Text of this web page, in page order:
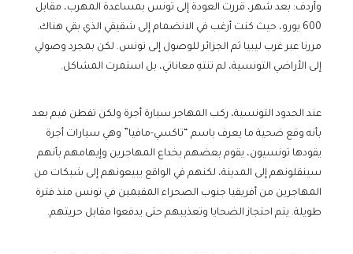
وأردف: بعد شهر، قررت العودة إلى تونس بمساعدة المهرب، مقابل
600 يورو، حيث كنت أرغب في الانضمام إلى شقيقي الذي بقي هناك.
مررنا عبر غرب ليبيا ثم الجزائر للوصول إلى تونس. لكن بمجرد وصولي
إلى الأراضي التونسية، لم تنتهِ معاناتي، بل استمرت المشاكل.
عند الحدود التونسية، ركب المهاجر سيارة أجرة ولكن تفطن فيم بعد
بأنه وقع ضحية ما يعرف باسم “تاكسي-مافيا” وهي سيارات أجرة
يقودها تونسيون، يقوم بعضهم بخداع المهاجرين وإيهامهم بأنهم
سينقلونهم إلى المدينة، لكنهم في الواقع يبيعونهم إلى شبكات من
المهاجرين من أفريقيا جنوب الصحراء المقيمين في تونس منذ فترة
طويلة. يتم احتجاز الضحايا وتعذيبهم حتى يدفعوا مقابل حريتهم.